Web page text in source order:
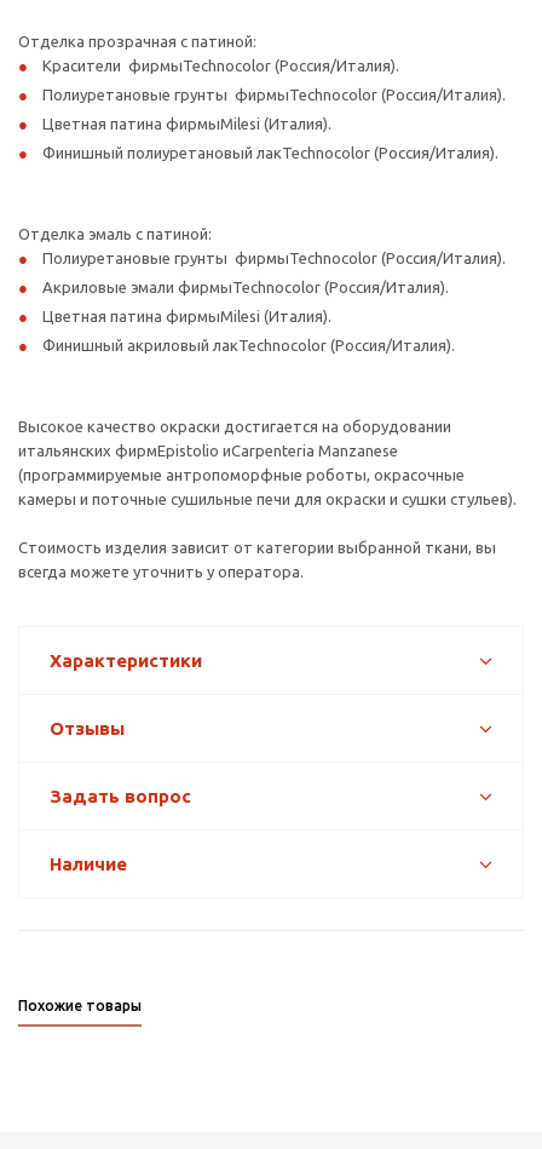
Отделка прозрачная с патиной:
Красители фирмыTechnocolor (Россия/Италия).
Полиуретановые грунты фирмыTechnocolor (Россия/Италия).
Цветная патина фирмыMilesi (Италия).
Финишный полиуретановый лакTechnocolor (Россия/Италия).
Отделка эмаль с патиной:
Полиуретановые грунты фирмыTechnocolor (Россия/Италия).
Акриловые эмали фирмыTechnocolor (Россия/Италия).
Цветная патина фирмыMilesi (Италия).
Финишный акриловый лакTechnocolor (Россия/Италия).
Высокое качество окраски достигается на оборудовании
итальянских фирмEpistolio иCarpenteria Manzanese
(программируемые антропоморфные роботы, окрасочные
камеры и поточные сушильные печи для окраски и сушки стульев).
Стоимость изделия зависит от категории выбранной ткани, вы
всегда можете уточнить у оператора.
Характеристики
Отзывы
Задать вопрос
Наличие
Похожие товары